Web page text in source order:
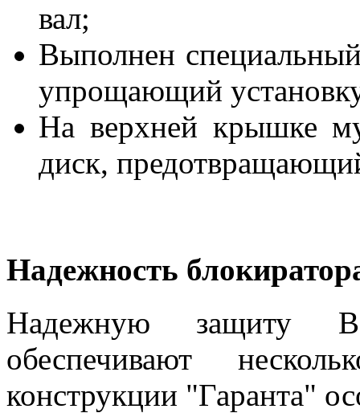
вал;
Выполнен
упрощающий
На верхней крышке
диск,
Надежность
Надежную защиту
обеспечивают
конструкции "Гаранта"